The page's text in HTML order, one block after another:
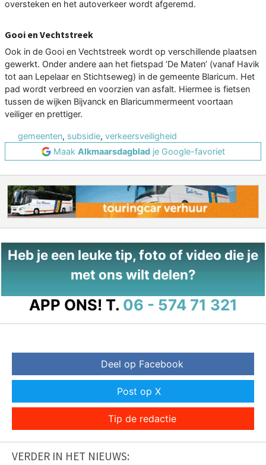
oversteken en het autoverkeer wordt afgeremd.
Gooi en Vechtstreek
Ook in de Gooi en Vechtstreek wordt op verschillende plaatsen
gewerkt. Onder andere aan het fietspad ‘De Maten’ (vanaf Havik
tot aan Lepelaar en Stichtseweg) in de gemeente Blaricum. Het
pad wordt verbreed en voorzien van asfalt. Hiermee is fietsen
tussen de wijken Bijvanck en Blaricummermeent voortaan
veiliger en prettiger.
gemeenten, subsidie, verkeersveiligheid
Maak Alkmaarsdagbladje Google-favoriet
Heb je een leuke tip, foto of video die je
met ons wilt delen?
APP ONS! T. 06 - 574 71 321
Deel op Facebook
Post op X
Tip de redactie
VERDER IN HET NIEUWS: